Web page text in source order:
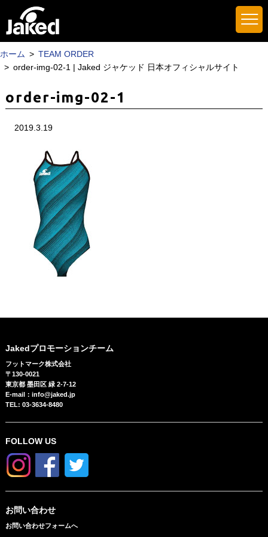
ホーム
TEAM ORDER
order-img-02-1 | Jaked ジャケッド 日本オフィシャルサイト
order-img-02-1
2019.3.19
Jakedプロモーションチーム
フットマーク株式会社
〒130-0021
東京都 墨田区 緑 2-7-12
E-mail：info@jaked.jp
TEL: 03-3634-8480
FOLLOW US
お問い合わせ
お問い合わせフォームへ